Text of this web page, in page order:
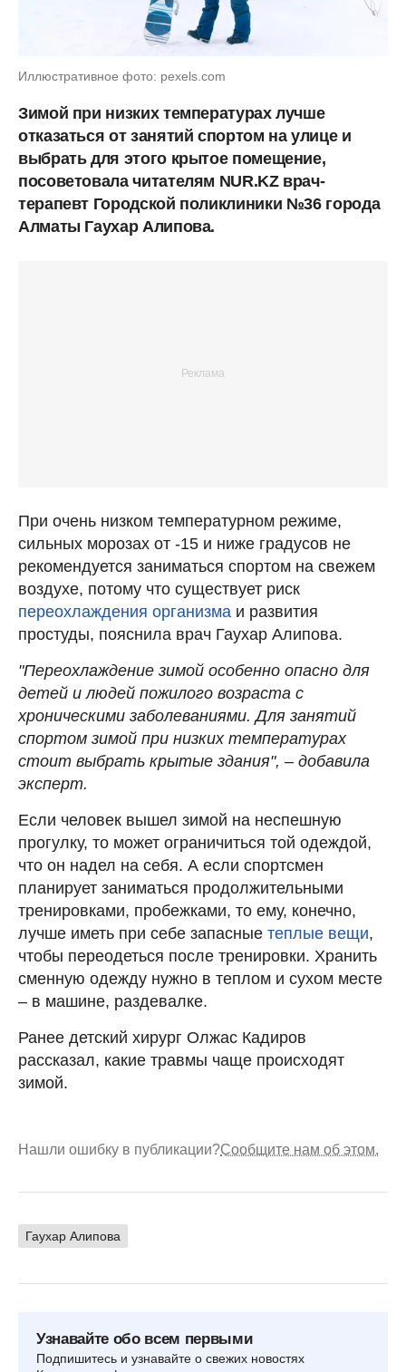
Иллюстративное фото: pexels.com
Зимой при низких температурах лучше
отказаться от занятий спортом на улице и
выбрать для этого крытое помещение,
посоветовала читателям NUR.KZ врач-
терапевт Городской поликлиники №36 города
Алматы Гаухар Алипова.
При очень низком температурном режиме,
сильных морозах от -15 и ниже градусов не
рекомендуется заниматься спортом на свежем
воздухе, потому что существует риск
переохлаждения организма и развития
простуды, пояснила врач Гаухар Алипова.
"Переохлаждение зимой особенно опасно для
детей и людей пожилого возраста с
хроническими заболеваниями. Для занятий
спортом зимой при низких температурах
стоит выбрать крытые здания", – добавила
эксперт.
Если человек вышел зимой на неспешную
прогулку, то может ограничиться той одеждой,
что он надел на себя. А если спортсмен
планирует заниматься продолжительными
тренировками, пробежками, то ему, конечно,
лучше иметь при себе запасные теплые вещи,
чтобы переодеться после тренировки. Хранить
сменную одежду нужно в теплом и сухом месте
– в машине, раздевалке.
Ранее детский хирург Олжас Кадиров
рассказал, какие травмы чаще происходят
зимой.
Нашли ошибку в публикации?Сообщите нам об этом.
Гаухар Алипова
Узнавайте обо всем первыми
Подпишитесь и узнавайте о свежих новостях